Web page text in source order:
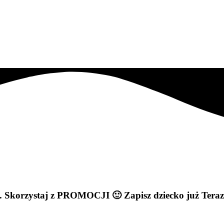
Skorzystaj z PROMOCJI 🙂 Zapisz dziecko już